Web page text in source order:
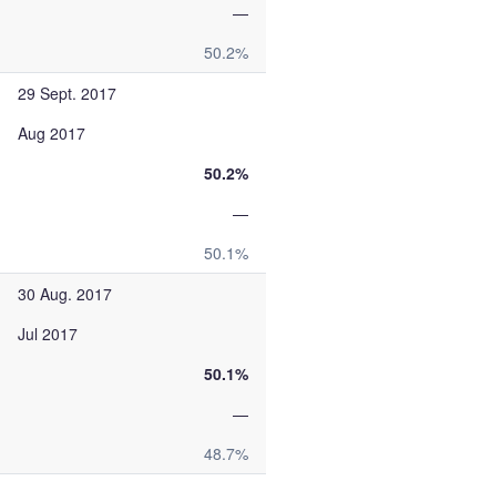
—
50.2%
29 Sept. 2017
Aug 2017
50.2%
—
50.1%
30 Aug. 2017
Jul 2017
50.1%
—
48.7%